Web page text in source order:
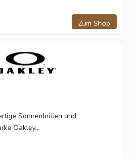
Zum Shop
Sonnenbrillen und
Oakley...